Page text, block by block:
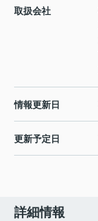
取扱会社
情報更新日
更新予定日
詳細情報